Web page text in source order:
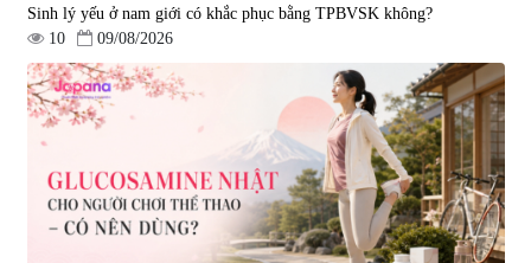
Viên uống phòng ngừa đột quỵ,
tai biến Nattokinase Nano
Premium 120 viên
2.290.000 đ
Sinh lý yếu ở nam giới có khắc phục bằng TPBVSK không?
10
09/08/2026